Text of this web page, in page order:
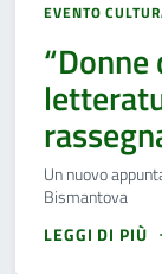
EVENTO
Un nuovo
Bismantova
LEGGI DI PIÙ